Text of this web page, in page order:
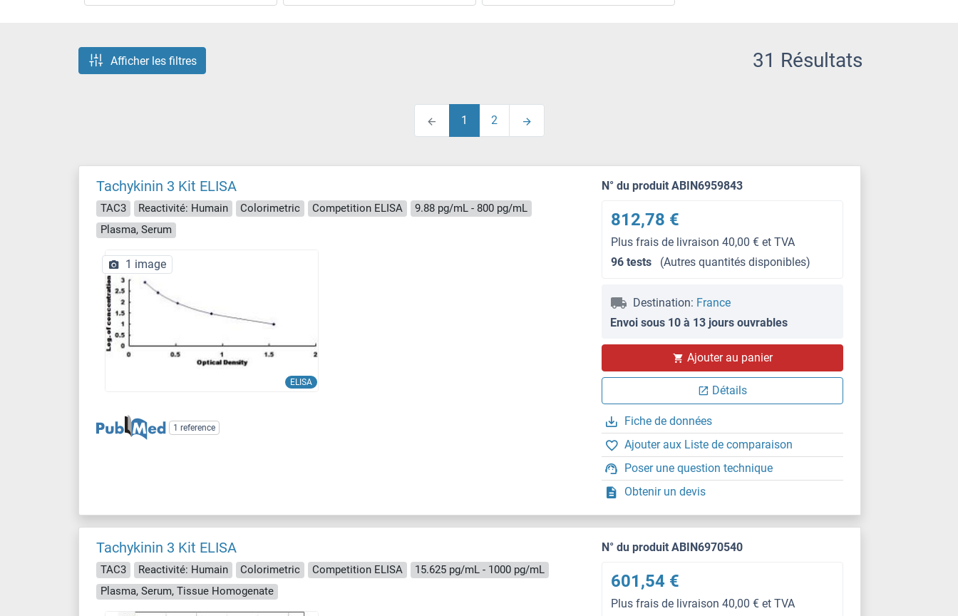
Afficher les filtres 31 Résultats
1 2
Tachykinin 3 Kit ELISA
TAC3 Reactivité: Humain Colorimetric Competition ELISA
9.88 pg/mL - 800 pg/mL
Plasma, Serum
ELISA
1 image
1 reference
N° du produit ABIN6959843
812,78 €
Plus frais de livraison 40,00 € et TVA
96 tests
(Autres quantités disponibles)
Destination: France
Envoi sous 10 à 13 jours ouvrables
Ajouter au panier
Détails
Fiche de données
Ajouter aux Liste de comparaison
Poser une question technique
Obtenir un devis
Tachykinin 3 Kit ELISA
TAC3 Reactivité: Humain Colorimetric Competition ELISA
15.625 pg/mL - 1000 pg/mL
Plasma, Serum, Tissue Homogenate
N° du produit ABIN6970540
601,54 €
Plus frais de livraison 40,00 € et TVA